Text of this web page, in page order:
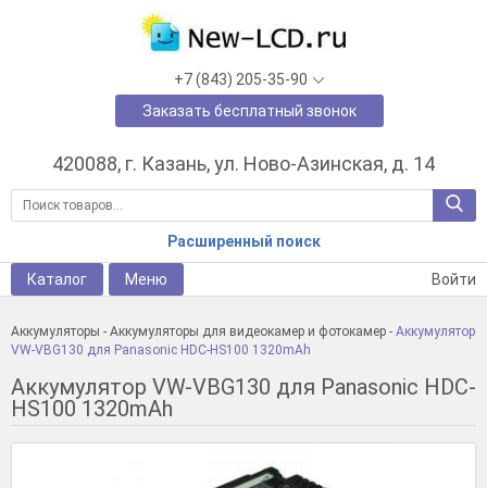
420088, г. Казань, ул. Ново-Азинская, д. 14
Расширенный поиск
+7 (843) 205-35-90
Заказать бесплатный звонок
Каталог Меню Войти
Аккумуляторы - Аккумуляторы для видеокамер и фотокамер - Аккумулятор
VW-VBG130 для Panasonic HDC-HS100 1320mAh
Аккумулятор VW-VBG130 для Panasonic HDC-
HS100 1320mAh